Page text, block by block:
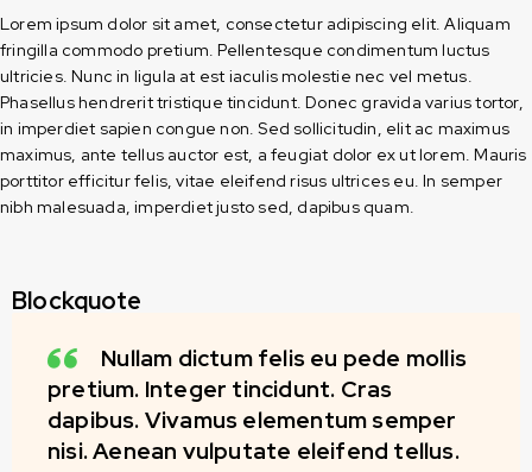
Lorem ipsum dolor sit amet, consectetur adipiscing elit. Aliquam
fringilla commodo pretium. Pellentesque condimentum luctus
ultricies. Nunc in ligula at est iaculis molestie nec vel metus.
Phasellus hendrerit tristique tincidunt. Donec gravida varius tortor,
in imperdiet sapien congue non. Sed sollicitudin, elit ac maximus
maximus, ante tellus auctor est, a feugiat dolor ex ut lorem. Mauris
porttitor efficitur felis, vitae eleifend risus ultrices eu. In semper
nibh malesuada, imperdiet justo sed, dapibus quam.
Blockquote
Nullam dictum felis eu pede mollis
pretium. Integer tincidunt. Cras
dapibus. Vivamus elementum semper
nisi. Aenean vulputate eleifend tellus.